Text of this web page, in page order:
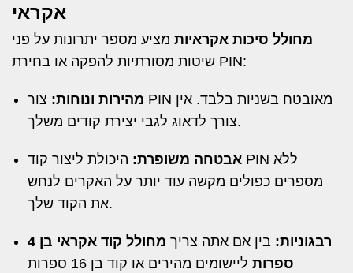
אקראי
מחולל סיכות אקראיות מציע מספר יתרונות על פני
שיטות מסורתיות להפקה או בחירת PIN:
מהירות ונוחות: צור PIN מאובטח בשניות בלבד. אין
צורך לדאוג לגבי יצירת קודים משלך.
אבטחה משופרת: היכולת ליצור קוד PIN ללא
מספרים כפולים מקשה עוד יותר על האקרים לנחש
את הקוד שלך.
רבגוניות: בין אם אתה צריך
מחולל קוד אקראי בן 4
ספרות
ליישומים מהירים או קוד בן 16 ספרות